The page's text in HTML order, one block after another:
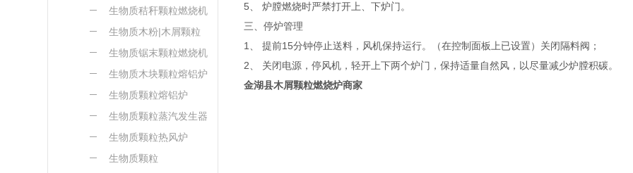
生物质秸秆颗粒燃烧机
生物质木粉|木屑颗粒
燃烧机
生物质锯末颗粒燃烧机
生物质木块颗粒熔铝炉
生物质颗粒熔铝炉
生物质颗粒蒸汽发生器
生物质颗粒热风炉
生物质颗粒
5、 炉膛燃烧时严禁打开上、下炉门。
三、停炉管理
1、 提前15分钟停止送料，风机保持运行。（在控制面板上已设置）关闭隔料阀；
2、 关闭电源，停风机，轻开上下两个炉门，保持适量自然风，以尽量减少炉膛积碳。
金湖县木屑颗粒燃烧炉商家